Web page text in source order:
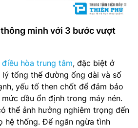
minh với 3 bước vượt
điều hòa trung tâm, đặc biệt ở
lý tổng thể đường ống dài và số
yếu tố then chốt để đảm bảo
dầu ổn định trong máy nén.
thể ảnh hưởng nghiêm trọng đến
hệ thống. Để ngăn ngừa tình